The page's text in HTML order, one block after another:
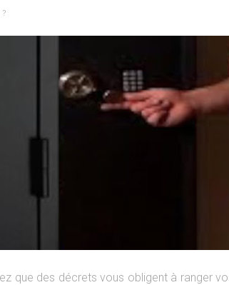
?
que des décrets vous obligent à ranger